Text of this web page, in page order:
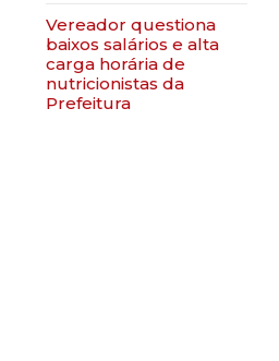
​Vereador questiona
baixos salários e alta
carga horária de
nutricionistas da
Prefeitura